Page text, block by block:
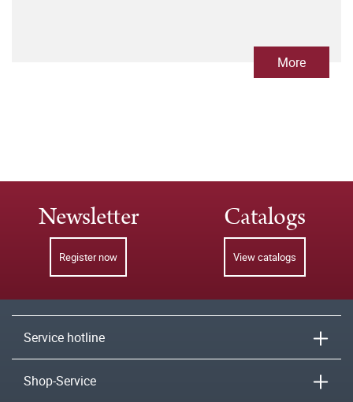
More
Newsletter
Register now
Catalogs
View catalogs
Service hotline
Shop-Service